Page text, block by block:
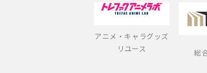
アニメ・キャラグッズ
リユース
総